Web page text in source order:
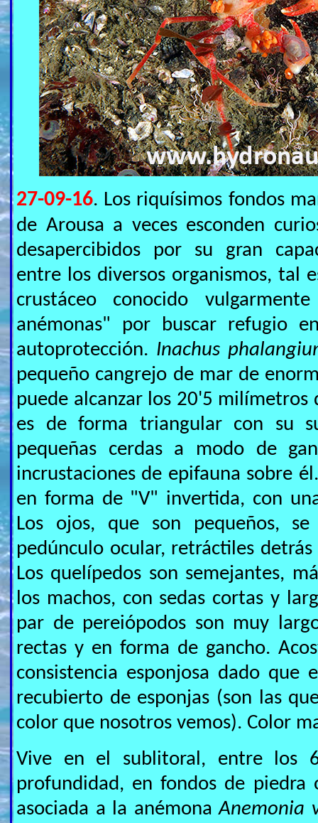
27-09-16. Los riquísimos fondos
de Arousa a veces esconden
desapercibidos por su gran
entre los diversos organismos, tal
crustáceo conocido
anémonas" por buscar refugio
autoprotección. Inachus
pequeño cangrejo de mar de
puede alcanzar los 20'5 milímetros
es de forma triangular con su
pequeñas cerdas a modo de
incrustaciones de epifauna sobre
en forma de "V" invertida, con
Los ojos, que son pequeños,
pedúnculo ocular, retráctiles
Los quelípedos son semejantes,
los machos, con sedas cortas y
par de pereiópodos son muy
rectas y en forma de gancho.
consistencia esponjosa dado que
recubierto de esponjas (son las
color que nosotros vemos). Color
Vive en el sublitoral, entre los
profundidad, en fondos de piedra
asociada a la anémonaAnemonia